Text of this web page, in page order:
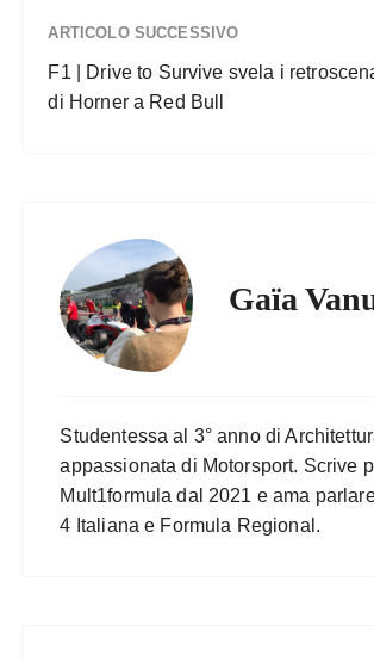
ARTICOLO SUCCESSIVO
F1 | Drive to Survive svela i
di Horner a Red Bull
Gaïa
Studentessa al 3° anno di
appassionata di Motorsport. Scrive
Mult1formula dal 2021 e ama
4 Italiana e Formula Regional.